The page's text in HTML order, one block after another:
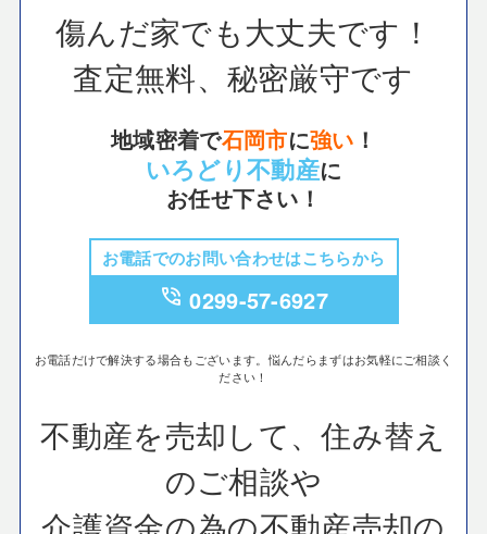
傷んだ家でも大丈夫です！
査定無料、秘密厳守です
地域密着で石岡市に強い ！
いろどり不動産に
お任せ下さい！
お電話でのお問い合わせはこちらから
phone_in_talk 0299-57-6927
お電話だけで解決する場合もございます。悩んだらまずはお気軽にご相談く
ださい！
不動産を売却して、住み替え
のご相談や